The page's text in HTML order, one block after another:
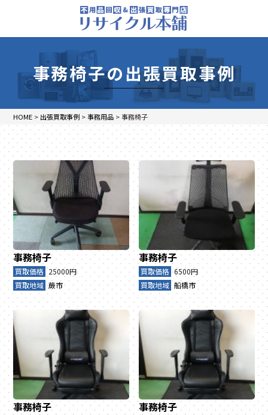
事務椅子の出張買取事例
HOME > 出張買取事例 >事務用品 >事務椅子
事務椅子
買取価格 25000円
買取地域 蕨市
事務椅子
買取価格 6500円
買取地域 船橋市
事務椅子 事務椅子